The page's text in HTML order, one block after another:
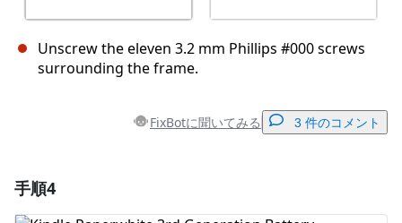
Unscrew the eleven 3.2 mm Phillips #000 screws
surrounding the frame.
FixBotに聞いてみる 3 件のコメント
手順4